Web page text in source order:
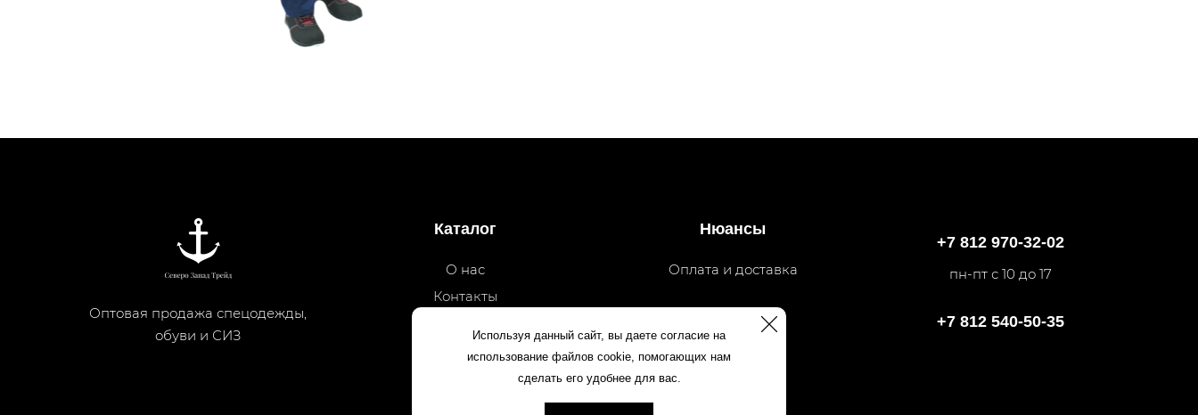
Оптовая продажа спецодежды,
обуви и СИЗ
Каталог
О нас
Контакты
Нюансы
Оплата и доставка
+7 812 970-32-02
пн-пт с 10 до 17
+7 812 540-50-35
Используя данный сайт, вы даете согласие на
использование файлов cookie, помогающих нам
сделать его удобнее для вас.